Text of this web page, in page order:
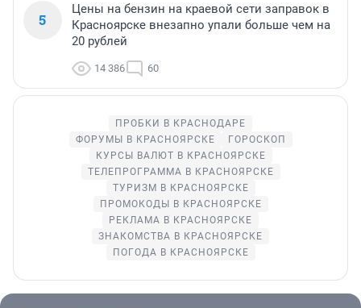
5
Цены на бензин на краевой сети заправок в
Красноярске внезапно упали больше чем на
20 рублей
14 386 60
ПРОБКИ В КРАСНОДАРЕ
ФОРУМЫ В КРАСНОЯРСКЕ
ГОРОСКОП
КУРСЫ ВАЛЮТ В КРАСНОЯРСКЕ
ТЕЛЕПРОГРАММА В КРАСНОЯРСКЕ
ТУРИЗМ В КРАСНОЯРСКЕ
ПРОМОКОДЫ В КРАСНОЯРСКЕ
РЕКЛАМА В КРАСНОЯРСКЕ
ЗНАКОМСТВА В КРАСНОЯРСКЕ
ПОГОДА В КРАСНОЯРСКЕ